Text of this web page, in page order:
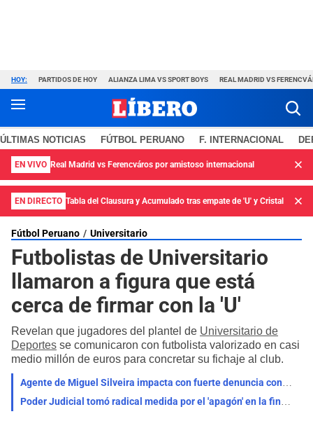
HOY: PARTIDOS DE HOY ALIANZA LIMA VS SPORT BOYS REAL MADRID VS
ÚLTIMAS NOTICIAS FÚTBOL PERUANO F. INTERNACIONAL
EN VIVO Real Madrid vs Ferencváros por amistoso internacional
EN DIRECTO Tabla del Clausura y Acumulado tras empate de 'U' y Cristal
Fútbol Peruano Universitario
Futbolistas de Universitario
llamaron a figura que está
cerca de firmar con la 'U'
Revelan que jugadores del plantel de Universitario de
Deportes se comunicaron con futbolista valorizado en casi
medio millón de euros para concretar su fichaje al club.
Agente de Miguel Silveira impacta con fuerte denuncia contra Universitario: "Los jugadores..."
Poder Judicial tomó radical medida por el 'apagón' en la final del 2023 entre Alianza y Universitario